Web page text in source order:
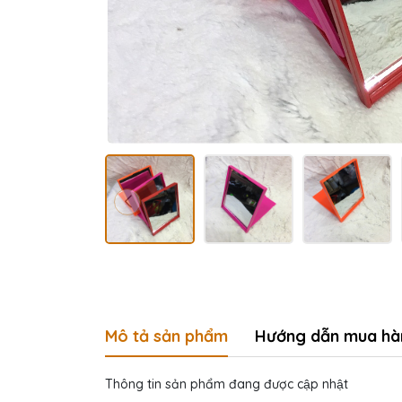
Mô tả sản phẩm Hướng dẫn mua
Thông tin sản phẩm đang được cập nhật